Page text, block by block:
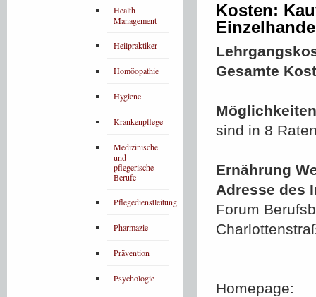
Kosten:
Gesamte
sind in 8
Ernährung
Adresse des
Forum
Homepage:
Health
Management
Heilpraktiker
Homöopathie
Hygiene
Krankenpflege
Medizinische
und
pflegerische
Berufe
Pflegedienstleitung
Pharmazie
Prävention
Psychologie